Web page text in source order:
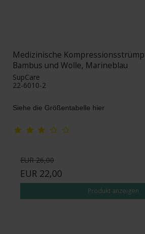
Medizinische
Bambus und Wolle, Marineblau
SupCare
22-6010-2
Siehe die Größentabelle hier
EUR 26,00
EUR 22,00
Produkt anzeigen